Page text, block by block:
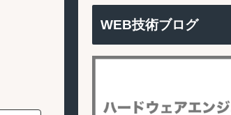
WEB技術ブログ